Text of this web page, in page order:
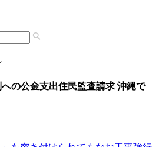
への公金支出住民監査請求 沖縄で